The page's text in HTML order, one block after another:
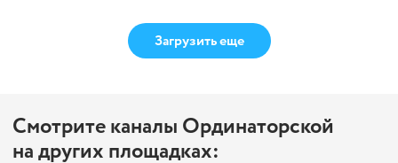
Загрузить еще
Смотрите каналы Ординаторской
на других площадках: